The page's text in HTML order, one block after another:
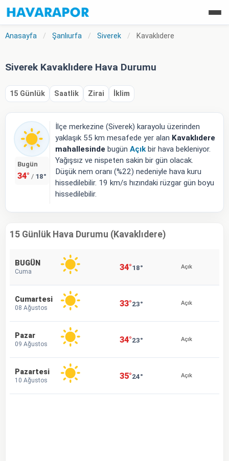
Anasayfa / Şanlıurfa / Siverek / Kavaklıdere
Siverek Kavaklıdere Hava Durumu
15 Günlük Saatlik Zirai İklim
Bugün
34° / 18°
İlçe merkezine (Siverek) karayolu üzerinden
yaklaşık 55 km mesafede yer alan Kavaklıdere
mahallesinde bugün Açıkbir hava bekleniyor.
Yağışsız ve nispeten sakin bir gün olacak.
Düşük nem oranı (%22) nedeniyle hava kuru
hissedilebilir. 19 km/s hızındaki rüzgar gün boyu
hissedilebilir.
15 Günlük Hava Durumu (Kavaklıdere)
BUGÜN
Cuma 34°18° Açık
Cumartesi
08 Ağustos 33°23° Açık
Pazar
09 Ağustos 34°23° Açık
Pazartesi
10 Ağustos 35°24° Açık